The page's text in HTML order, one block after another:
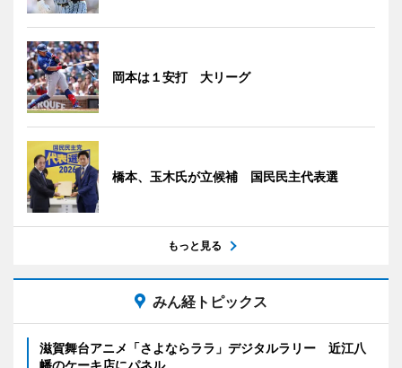
岡本は１安打 大リーグ
橋本、玉木氏が立候補 国民民主代表選
もっと見る
みん経トピックス
滋賀舞台アニメ「さよならララ」デジタルラリー 近江八
幡のケーキ店にパネル